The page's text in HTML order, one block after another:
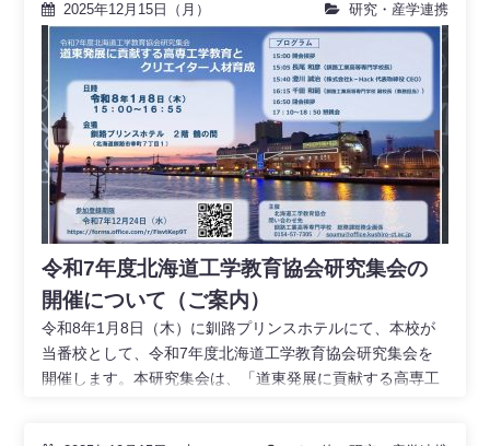
2025年12月15日（月） 研究・産学連携
令和7年度北海道工学教育協会研究集会の
開催について（ご案内）
令和8年1月8日（木）に釧路プリンスホテルにて、本校が
当番校として、令和7年度北海道工学教育協会研究集会を
開催します。本研究集会は、「道東発展に貢献する高専工